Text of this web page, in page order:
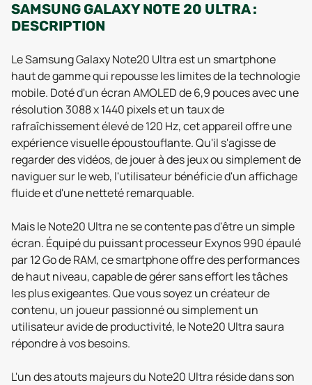
SAMSUNG GALAXY NOTE 20 ULTRA :
DESCRIPTION
Le Samsung Galaxy Note20 Ultra est un smartphone
haut de gamme qui repousse les limites de la technologie
mobile. Doté d'un écran AMOLED de 6,9 pouces avec une
résolution 3088 x 1440 pixels et un taux de
rafraîchissement élevé de 120 Hz, cet appareil offre une
expérience visuelle époustouflante. Qu'il s'agisse de
regarder des vidéos, de jouer à des jeux ou simplement de
naviguer sur le web, l'utilisateur bénéficie d'un affichage
fluide et d'une netteté remarquable.
Mais le Note20 Ultra ne se contente pas d'être un simple
écran. Équipé du puissant processeur Exynos 990 épaulé
par 12 Go de RAM, ce smartphone offre des performances
de haut niveau, capable de gérer sans effort les tâches
les plus exigeantes. Que vous soyez un créateur de
contenu, un joueur passionné ou simplement un
utilisateur avide de productivité, le Note20 Ultra saura
répondre à vos besoins.
L'un des atouts majeurs du Note20 Ultra réside dans son